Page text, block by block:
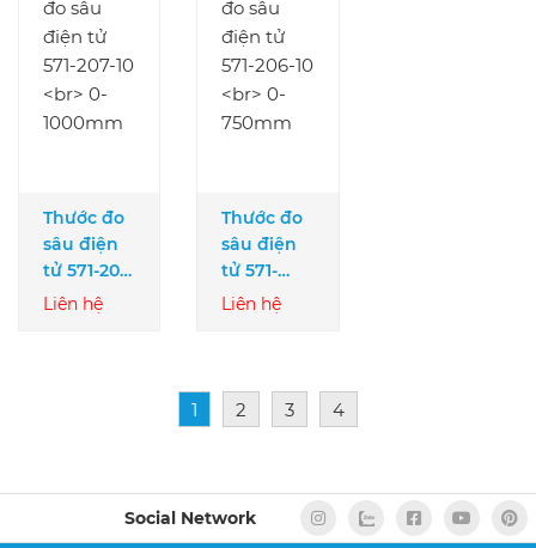
Thước đo
sâu điện
tử 571-207-
10
Liên hệ
Thước đo
sâu điện
tử 571-
206-10
Liên hệ
1 2 3 4
Social Network